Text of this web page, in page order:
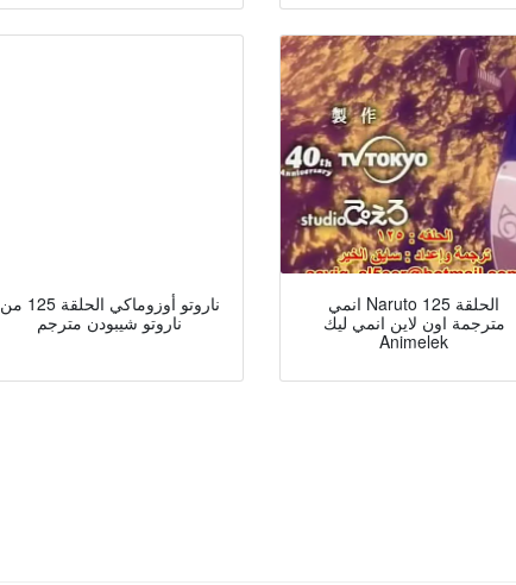
ناروتو أوزوماكي الحلقة 125 من
ناروتو شيبودن مترجم
انمي Naruto الحلقة 125
مترجمة اون لاين انمي ليك
Animelek